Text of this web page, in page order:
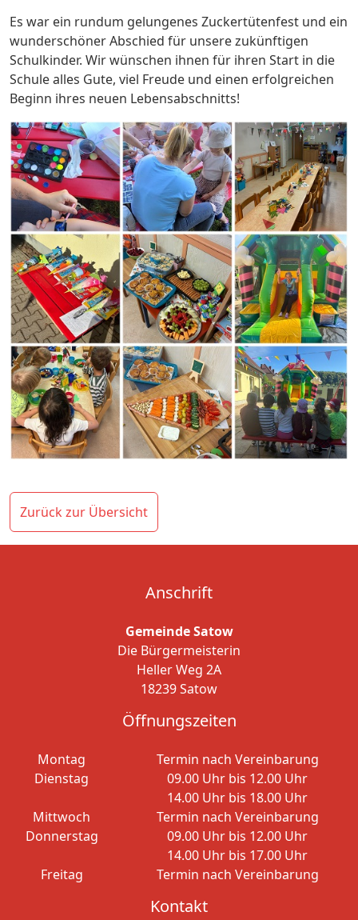
Es war ein rundum gelungenes Zuckertütenfest und ein
wunderschöner Abschied für unsere zukünftigen
Schulkinder. Wir wünschen ihnen für ihren Start in die
Schule alles Gute, viel Freude und einen erfolgreichen
Beginn ihres neuen Lebensabschnitts!
Zurück zur Übersicht
Anschrift
Gemeinde Satow
Die Bürgermeisterin
Heller Weg 2A
18239 Satow
Öffnungszeiten
Montag
Termin nach Vereinbarung
Dienstag
09.00 Uhr bis 12.00 Uhr
14.00 Uhr bis 18.00 Uhr
Mittwoch
Termin nach Vereinbarung
Donnerstag
09.00 Uhr bis 12.00 Uhr
14.00 Uhr bis 17.00 Uhr
Freitag
Termin nach Vereinbarung
Kontakt